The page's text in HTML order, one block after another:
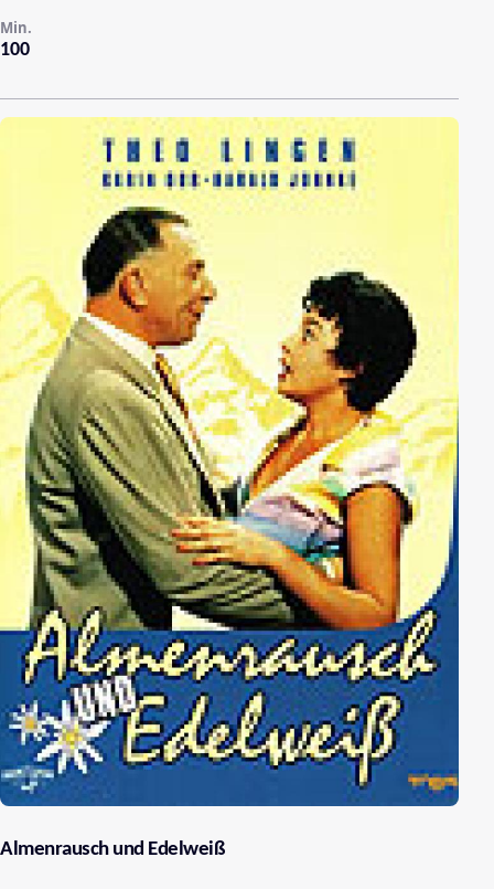
100
Min.
Almenrausch und Edelweiß